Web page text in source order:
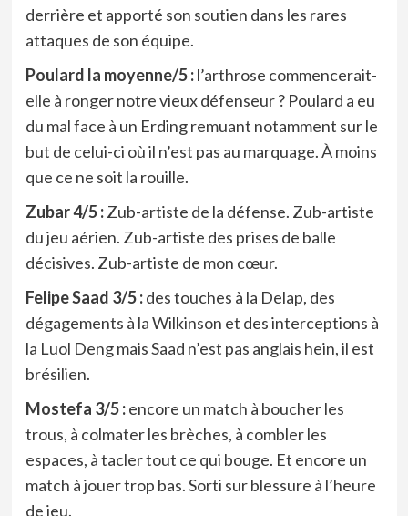
derrière et apporté son soutien dans les rares
attaques de son équipe.
Poulard la moyenne/5 :l’arthrose commencerait-
elle à ronger notre vieux défenseur ? Poulard a eu
du mal face à un Erding remuant notamment sur le
but de celui-ci où il n’est pas au marquage. À moins
que ce ne soit la rouille.
Zubar 4/5 :Zub-artiste de la défense. Zub-artiste
du jeu aérien. Zub-artiste des prises de balle
décisives. Zub-artiste de mon cœur.
Felipe Saad 3/5 :des touches à la Delap, des
dégagements à la Wilkinson et des interceptions à
la Luol Deng mais Saad n’est pas anglais hein, il est
brésilien.
Mostefa 3/5 :encore un match à boucher les
trous, à colmater les brèches, à combler les
espaces, à tacler tout ce qui bouge. Et encore un
match à jouer trop bas. Sorti sur blessure à l’heure
de jeu.